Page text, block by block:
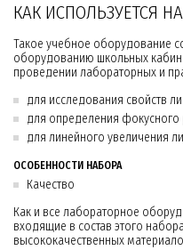
КАК ИСПОЛЬЗУЕТСЯ
Такое учебное оборудование
оборудованию школьных
проведении лабораторных и
для исследования свойств
для определения фокусного
для линейного увеличения
ОСОБЕННОСТИ НАБОРА
Качество
Как и все лабораторное
входящие в состав этого
высококачественных